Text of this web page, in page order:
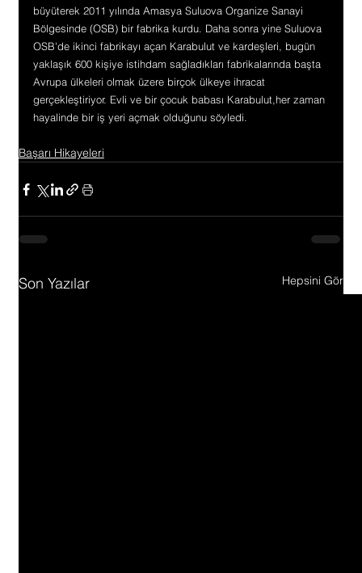
büyüterek 2011 yılında Amasya Suluova Organize Sanayi
Bölgesinde (OSB) bir fabrika kurdu. Daha sonra yine Suluova
OSB'de ikinci fabrikayı açan Karabulut ve kardeşleri, bugün
yaklaşık 600 kişiye istihdam sağladıkları fabrikalarında başta
Avrupa ülkeleri olmak üzere birçok ülkeye ihracat
gerçekleştiriyor. Evli ve bir çocuk babası Karabulut,her zaman
hayalinde bir iş yeri açmak olduğunu söyledi.
Başarı Hikayeleri
Son Yazılar Hepsini Gör